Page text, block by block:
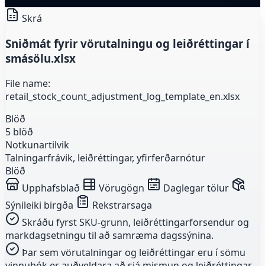
Skrá
Sniðmát fyrir vörutalningu og leiðréttingar í
smásölu.xlsx
File name:
retail_stock_count_adjustment_log_template_en.xlsx
Blöð
5 blöð
Notkunartilvik
Talningarfrávik, leiðréttingar, yfirferðarnótur
Blöð
Upphafsblað
Vörugögn
Daglegar tölur
Sýnileiki birgða
Rekstrarsaga
Skráðu fyrst SKU-grunn, leiðréttingarforsendur og
markdagsetningu til að samræma dagssýnina.
Þar sem vörutalningar og leiðréttingar eru í sömu